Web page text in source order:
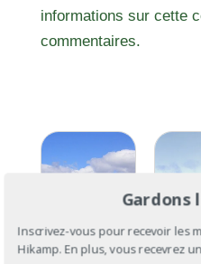
informations sur cette
commentaires.
Gardons
Inscrivez-vous pour recevoir les
Hikamp. En plus, vous recevrez